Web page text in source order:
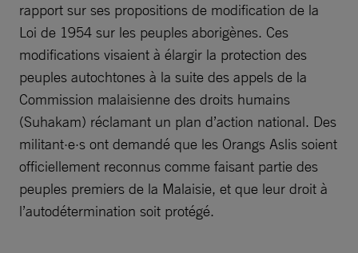
rapport sur ses propositions de modification de la
Loi de 1954 sur les peuples aborigènes. Ces
modifications visaient à élargir la protection des
peuples autochtones à la suite des appels de la
Commission malaisienne des droits humains
(Suhakam) réclamant un plan d’action national. Des
militant·e·s ont demandé que les Orangs Aslis soient
officiellement reconnus comme faisant partie des
peuples premiers de la Malaisie, et que leur droit à
l’autodétermination soit protégé.